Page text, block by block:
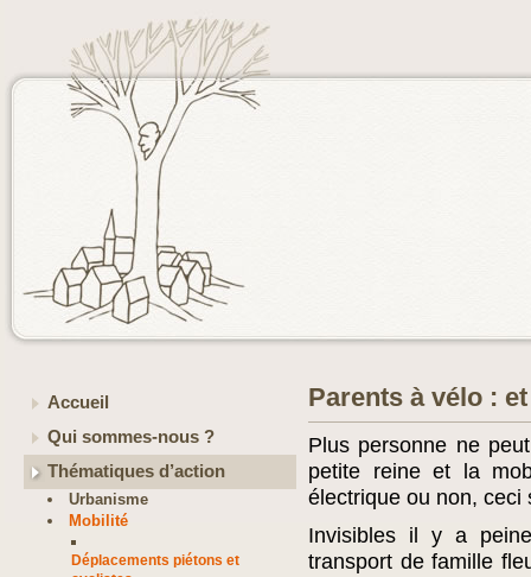
Accueil
Qui sommes-nous ?
Thématiques d’action
Urbanisme
Mobilité
Déplacements piétons et
Parents à vélo :
Plus personne ne
petite reine et la
électrique ou non, ceci
Invisibles il y a
transport de famille